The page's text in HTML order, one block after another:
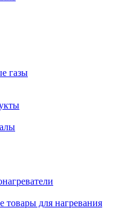
газы
товары для нагревания